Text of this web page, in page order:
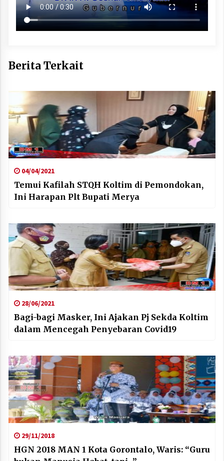
Berita Terkait
04/04/2021
Temui Kafilah STQH Koltim di Pemondokan,
Ini Harapan Plt Bupati Merya
28/06/2021
Bagi-bagi Masker, Ini Ajakan Pj Sekda Koltim
dalam Mencegah Penyebaran Covid19
29/11/2018
HGN 2018 MAN 1 Kota Gorontalo, Waris: “Guru